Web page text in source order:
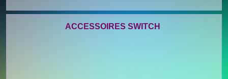
ACCESSOIRES SWITCH